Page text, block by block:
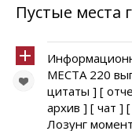
Пустые места
МЕСТА 220
цитаты ] [
архив ] [ чат ]
Лозунг